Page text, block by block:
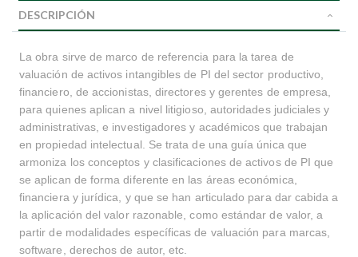
DESCRIPCIÓN
La obra sirve de marco de referencia para la tarea de
valuación de activos intangibles de PI del sector productivo,
financiero, de accionistas, directores y gerentes de empresa,
para quienes aplican a nivel litigioso, autoridades judiciales y
administrativas, e investigadores y académicos que trabajan
en propiedad intelectual. Se trata de una guía única que
armoniza los conceptos y clasificaciones de activos de PI que
se aplican de forma diferente en las áreas económica,
financiera y jurídica, y que se han articulado para dar cabida a
la aplicación del valor razonable, como estándar de valor, a
partir de modalidades específicas de valuación para marcas,
software, derechos de autor, etc.